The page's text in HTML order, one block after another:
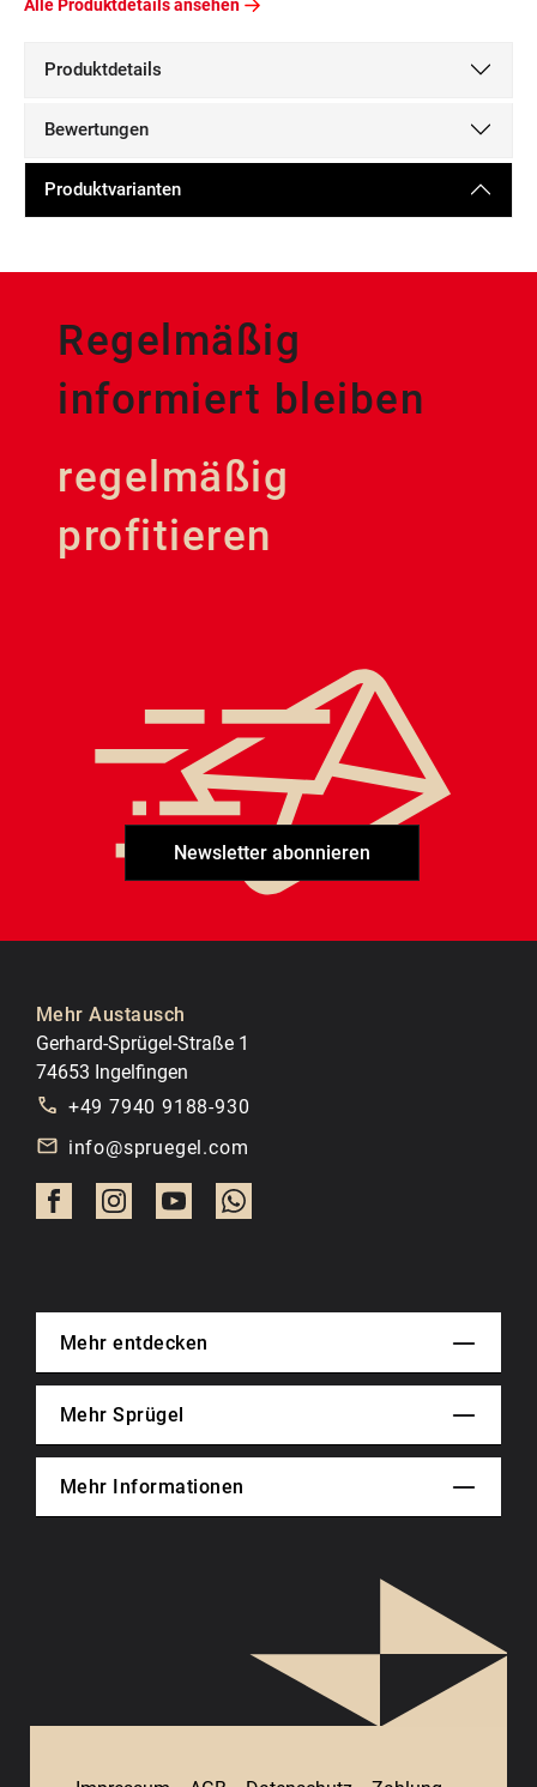
Alle Produktdetails ansehen
Produktdetails
Bewertungen
Produktvarianten
Regelmäßig
informiert bleiben
regelmäßig
profitieren
Newsletter abonnieren
Mehr Austausch
Gerhard-Sprügel-Straße 1
74653 Ingelfingen
+49 7940 9188-930
info@spruegel.com
Mehr entdecken
Mehr Sprügel
Mehr Informationen